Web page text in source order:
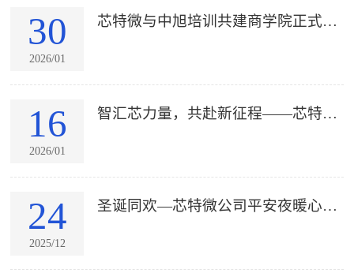
30
2026/01
芯特微与中旭培训共建商学院正式成
16
2026/01
智汇芯力量，共赴新征程——芯特微
24
2025/12
圣诞同欢—芯特微公司平安夜暖心献